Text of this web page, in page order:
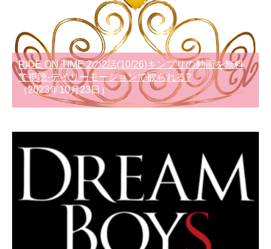
RIDE ON TIME 2の2話(10/26)キンプリの動画を無料
で視聴-デイリーモーションで観られる?
（2023年10月23日）